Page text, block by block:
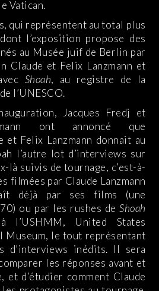
Vatican.
qui représentent au total plus
l’exposition propose des
au Musée juif de Berlin par
Claude et Felix Lanzmann et
Shoah, au registre de la
l’UNESCO.
Jacques Fredj et
ont annoncé que
et Felix Lanzmann donnait au
l’autre lot d’interviews sur
là suivis de tournage, c’est-à-
filmées par Claude Lanzmann
déjà par ses films (une
ou par les rushes deShoah
United States
Museum, le tout représentant
d’interviews inédits. Il sera
les réponses avant et
et d’étudier comment Claude